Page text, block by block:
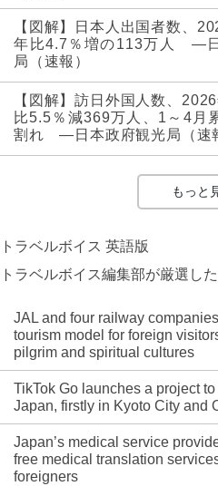
【図解】日本人出国者数、
年比4.7％増の113万人 ―
局（速報）
【図解】訪日外国人数、
比5.5％減369万人、1～4月
割れ ―日本政府観光局（速
もっと
トラベルボイス 英語版
トラベルボイス編集部が厳選し
JAL and four railway
tourism model for foreign
pilgrim and spiritual cultures
TikTok Go launches a project
Japan, firstly in Kyoto City and
Japan’s medical service
free medical translation
foreigners